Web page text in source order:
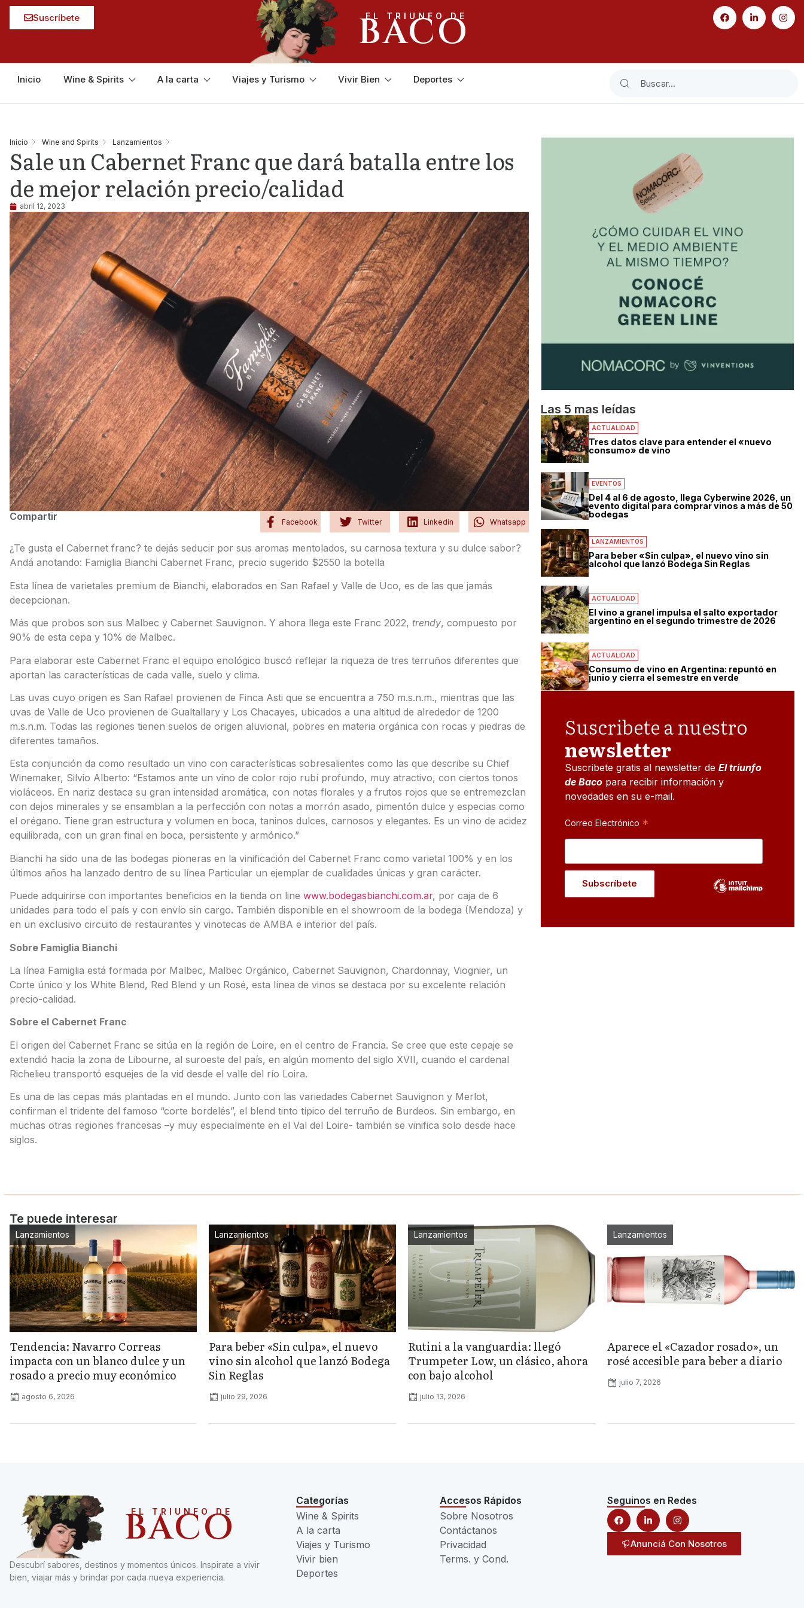
Suscríbete EL TRIUNFO DE
BACO
Inicio Wine & Spirits A la carta Viajes y Turismo Vivir Bien Deportes
Inicio Wine and Spirits Lanzamientos
Sale un Cabernet Franc que dará batalla entre los
de mejor relación precio/calidad
abril 12, 2023
Compartir Facebook Twitter Linkedin Whatsapp
¿Te gusta el Cabernet franc? te dejás seducir por sus aromas mentolados, su carnosa textura y su dulce sabor?
Andá anotando: Famiglia Bianchi Cabernet Franc, precio sugerido $2550 la botella
Esta línea de varietales premium de Bianchi, elaborados en San Rafael y Valle de Uco, es de las que jamás
decepcionan.
Más que probos son sus Malbec y Cabernet Sauvignon. Y ahora llega este Franc 2022, trendy, compuesto por
90% de esta cepa y 10% de Malbec.
Para elaborar este Cabernet Franc el equipo enológico buscó reflejar la riqueza de tres terruños diferentes que
aportan las características de cada valle, suelo y clima.
Las uvas cuyo origen es San Rafael provienen de Finca Asti que se encuentra a 750 m.s.n.m., mientras que las
uvas de Valle de Uco provienen de Gualtallary y Los Chacayes, ubicados a una altitud de alrededor de 1200
m.s.n.m. Todas las regiones tienen suelos de origen aluvional, pobres en materia orgánica con rocas y piedras de
diferentes tamaños.
Esta conjunción da como resultado un vino con características sobresalientes como las que describe su Chief
Winemaker, Silvio Alberto: “Estamos ante un vino de color rojo rubí profundo, muy atractivo, con ciertos tonos
violáceos. En nariz destaca su gran intensidad aromática, con notas florales y a frutos rojos que se entremezclan
con dejos minerales y se ensamblan a la perfección con notas a morrón asado, pimentón dulce y especias como
el orégano. Tiene gran estructura y volumen en boca, taninos dulces, carnosos y elegantes. Es un vino de acidez
equilibrada, con un gran final en boca, persistente y armónico.”
Bianchi ha sido una de las bodegas pioneras en la vinificación del Cabernet Franc como varietal 100% y en los
últimos años ha lanzado dentro de su línea Particular un ejemplar de cualidades únicas y gran carácter.
Puede adquirirse con importantes beneficios en la tienda on line www.bodegasbianchi.com.ar, por caja de 6
unidades para todo el país y con envío sin cargo. También disponible en el showroom de la bodega (Mendoza) y
en un exclusivo circuito de restaurantes y vinotecas de AMBA e interior del país.
Sobre Famiglia Bianchi
La línea Famiglia está formada por Malbec, Malbec Orgánico, Cabernet Sauvignon, Chardonnay, Viognier, un
Corte único y los White Blend, Red Blend y un Rosé, esta línea de vinos se destaca por su excelente relación
precio-calidad.
Sobre el Cabernet Franc
El origen del Cabernet Franc se sitúa en la región de Loire, en el centro de Francia. Se cree que este cepaje se
extendió hacia la zona de Libourne, al suroeste del país, en algún momento del siglo XVII, cuando el cardenal
Richelieu transportó esquejes de la vid desde el valle del río Loira.
Es una de las cepas más plantadas en el mundo. Junto con las variedades Cabernet Sauvignon y Merlot,
confirman el tridente del famoso “corte bordelés”, el blend tinto típico del terruño de Burdeos. Sin embargo, en
muchas otras regiones francesas –y muy especialmente en el Val del Loire- también se vinifica solo desde hace
siglos.
Las 5 mas leídas
ACTUALIDAD
Tres datos clave para entender el «nuevo
consumo» de vino
EVENTOS
Del 4 al 6 de agosto, llega Cyberwine 2026, un
evento digital para comprar vinos a más de 50
bodegas
LANZAMIENTOS
Para beber «Sin culpa», el nuevo vino sin
alcohol que lanzó Bodega Sin Reglas
ACTUALIDAD
El vino a granel impulsa el salto exportador
argentino en el segundo trimestre de 2026
ACTUALIDAD
Consumo de vino en Argentina: repuntó en
junio y cierra el semestre en verde
Suscribete a nuestro
newsletter
Suscribete gratis al newsletter deEl triunfo
de Baco para recibir información y
novedades en su e-mail.
Correo Electrónico *
Te puede interesar
Lanzamientos
Tendencia: Navarro Correas
impacta con un blanco dulce y un
rosado a precio muy económico
agosto 6, 2026
Lanzamientos
Para beber «Sin culpa», el nuevo
vino sin alcohol que lanzó Bodega
Sin Reglas
julio 29, 2026
Lanzamientos
Rutini a la vanguardia: llegó
Trumpeter Low, un clásico, ahora
con bajo alcohol
julio 13, 2026
Lanzamientos
Aparece el «Cazador rosado», un
rosé accesible para beber a diario
julio 7, 2026
EL TRIUNFO DE
BACO
Descubrí sabores, destinos y momentos únicos. Inspirate a vivir
bien, viajar más y brindar por cada nueva experiencia.
Categorías
Wine & Spirits
A la carta
Viajes y Turismo
Vivir bien
Deportes
Accesos Rápidos
Sobre Nosotros
Contáctanos
Privacidad
Terms. y Cond.
Seguinos en Redes
Anunciá Con Nosotros